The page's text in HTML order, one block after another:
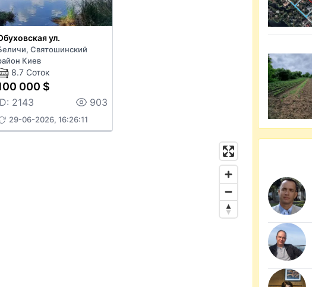
ул.
Святошинский
Киев
8.7 Соток
000 $
2143 903
29-06-2026, 16:26:11